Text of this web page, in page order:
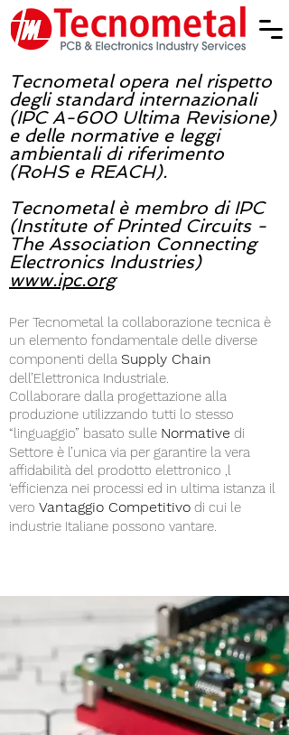
Tecnometal opera nel rispetto
degli standard internazionali
(IPC A-600 Ultima Revisione)
e delle normative e leggi
ambientali di riferimento
(RoHS e REACH).
Tecnometal è membro di IPC
(Institute of Printed Circuits -
The Association Connecting
Electronics Industries)
www.ipc.org
Per Tecnometal la collaborazione tecnica è
un elemento fondamentale delle diverse
componenti della Supply Chain
dell’Elettronica Industriale.
Collaborare dalla progettazione alla
produzione utilizzando tutti lo stesso
“linguaggio” basato sulle Normative di
Settore è l’unica via per garantire la vera
affidabilità del prodotto elettronico ,l
‘efficienza nei processi ed in ultima istanza il
vero Vantaggio Competitivo di cui le
industrie Italiane possono vantare.